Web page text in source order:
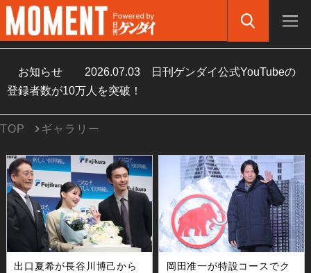
お知らせ 2026.07.03
日刊ゲンダイ公式YouTubeの
登録者数が10万人を突破！
TOP ギャラリー
出口夏希が長谷川博己から
岡田准一が特設コースでク